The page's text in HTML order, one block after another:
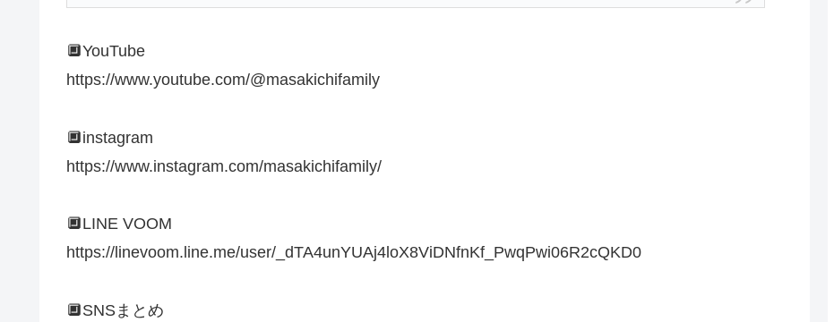
🔲YouTube
https://www.youtube.com/@masakichifamily
🔲instagram
https://www.instagram.com/masakichifamily/
🔲LINE VOOM
https://linevoom.line.me/user/_dTA4unYUAj4loX8ViDNfnKf_PwqPwi06R2cQKD0
🔲SNSまとめ